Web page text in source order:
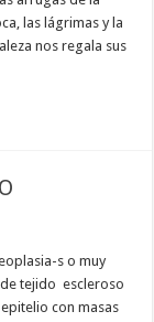
las lágrimas y la
nos regala sus
s o muy
tejido escleroso
con masas